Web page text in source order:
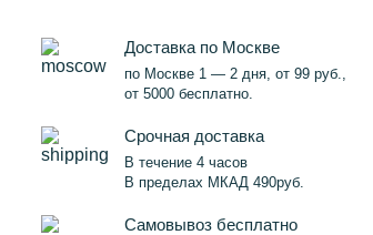
Доставка по Москве
по Москве 1 — 2 дня, от 99 руб.,
от 5000 бесплатно.
Срочная доставка
В течение 4 часов
В пределах МКАД 490руб.
Самовывоз бесплатно